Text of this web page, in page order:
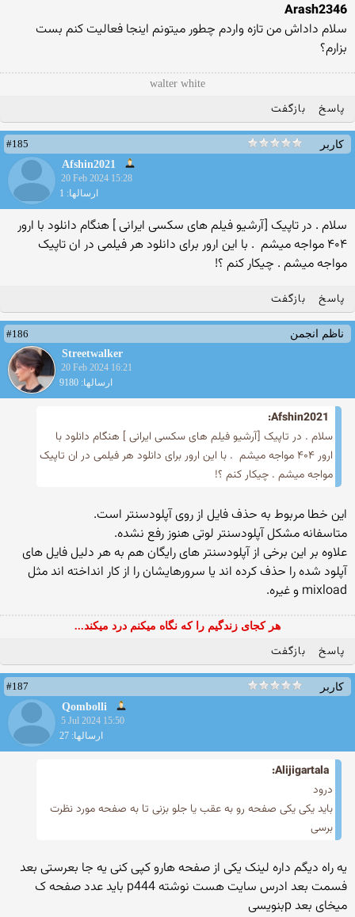
Arash2346
سلام داداش من تازه واردم چطور میتونم اینجا فعالیت کنم بست
بزارم؟
walter white
پاسخ بازگفت
کاربر
#185
Afshin2021
20 Feb 2024 15:28
ارسالها: 1
سلام . در تاپیک [آرشیو فیلم های سکسی ایرانی ] هنگام دانلود با ارور
۴۰۴ مواجه میشم ‌ . با این ارور برای دانلود هر فیلمی در ان تاپیک
مواجه میشم . چیکار کنم ؟!
پاسخ بازگفت
ناظم انجمن
#186
Streetwalker
20 Feb 2024 16:21
ارسالها: 9180
Afshin2021:
سلام . در تاپیک [آرشیو فیلم های سکسی ایرانی ] هنگام دانلود با
ارور ۴۰۴ مواجه میشم ‌ . با این ارور برای دانلود هر فیلمی در ان تاپیک
مواجه میشم . چیکار کنم ؟!
این خطا مربوط به حذف فایل از روی آپلودسنتر است.
متاسفانه مشکل آپلودسنتر لوتی هنوز رفع نشده.
علاوه بر این برخی از آپلودسنتر های رایگان هم به هر دلیل فایل های
آپلود شده را حذف کرده اند یا سرورهایشان را از کار انداخته اند مثل
mixload و غیره.
هر کجای زندگیم را که نگاه میکنم درد میکند...
پاسخ بازگفت
کاربر
#187
Qombolli
5 Jul 2024 15:50
ارسالها: 27
Alijigartala:
درود
باید یکی یکی صفحه رو به عقب یا جلو بزنی تا به صفحه مورد نظرت
برسی
یه راه دیگم داره لینک یکی از صفحه هارو کپی کنی یه جا بعرستی بعد
فسمت بعد ادرس سایت هست نوشته p444 باید عدد صفحه ک
میخای بعد pبنویسی